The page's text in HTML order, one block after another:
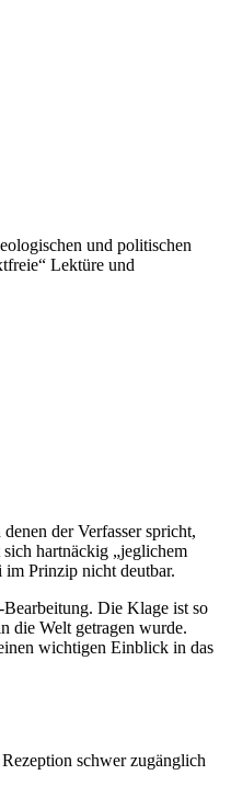
und politischen
Lektüre und
der Verfasser spricht,
hartnäckig „jeglichem
im Prinzip nicht deutbar.
Bearbeitung. Die Klage ist so
die Welt getragen wurde.
wichtigen Einblick in das
schwer zugänglich